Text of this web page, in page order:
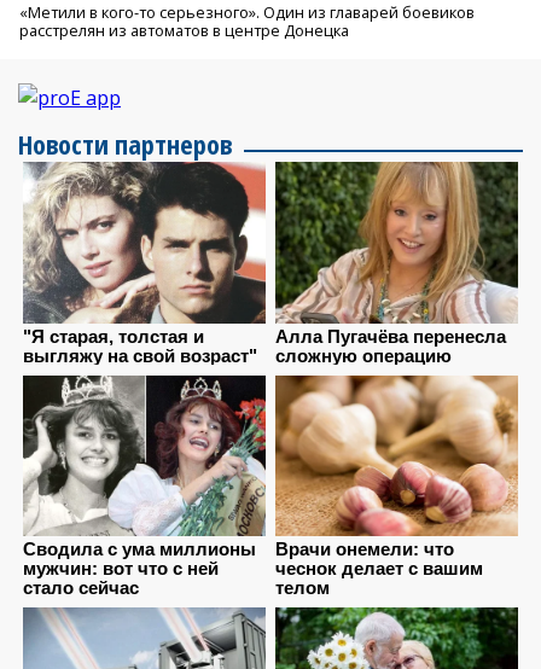
«Метили в кого-то серьезного». Один из главарей боевиков
расстрелян из автоматов в центре Донецка
Новости партнеров